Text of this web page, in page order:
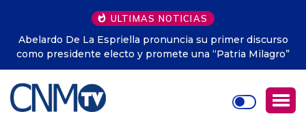
ULTIMAS NOTICIAS
Colombia tendrá un nuevo festivo nacional en honor
Virgen de Chiquinquirá